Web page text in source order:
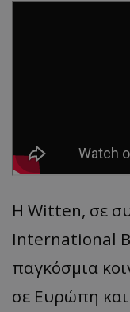
Η Witten, σε
International
παγκόσμια
σε Ευρώπη